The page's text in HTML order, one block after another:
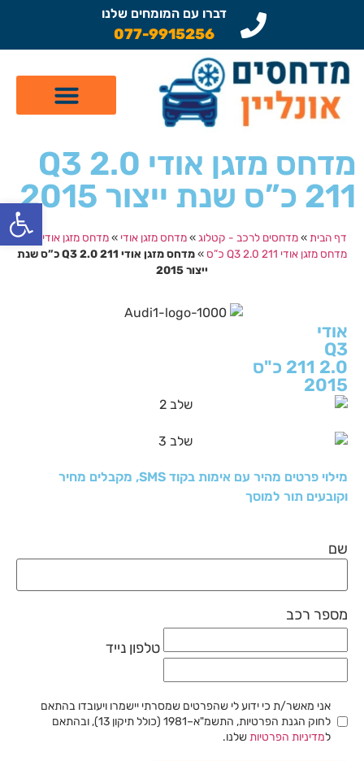
דברו עם המומחים שלנו
077-9915256
מדחס מזגן אודי Q3 2.0
211 כ”ס שנת ייצור 2015
דף הבית »מדחסים לרכב - קטלוג »מדחס מזגן אודי »מדחס מזגן אודי Q3
»
מדחס מזגן אודי Q3 2.0 211 כ”ס
»
מדחס מזגן אודי Q3 2.0 211 כ”ס שנת
ייצור 2015
אודי
Q3
2.0 211 כ"ס
2015
מילוי פרטים מהיר עם אימות בקוד SMS, מקבלים מחיר
וקובעים תור למוסך
שם
מספר רכב
טלפון נייד
אני מאשר/ת כי ידוע לי שהפרטים שמסרתי יישמרו ויעובדו בהתאם
לחוק הגנת הפרטיות, התשמ"א–1981 (כולל תיקון 13), ובהתאם
למדיניות הפרטיות שלנו.